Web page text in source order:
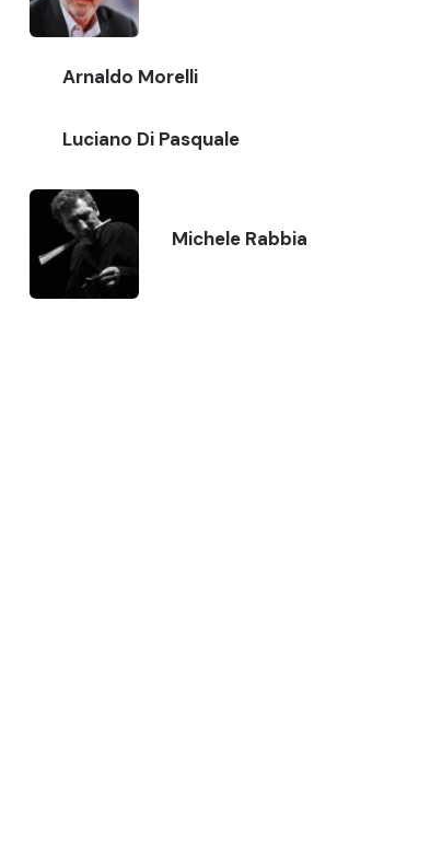
Arnaldo Morelli
Luciano Di Pasquale
Michele Rabbia